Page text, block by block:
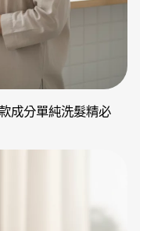
成分單純洗髮精必